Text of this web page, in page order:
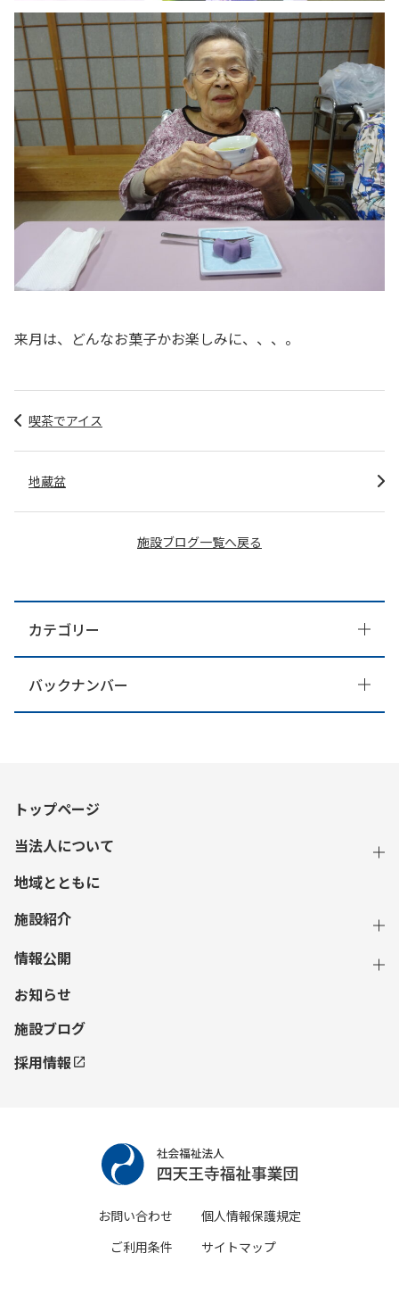
来月は、どんなお菓子かお楽しみに、、、。
喫茶でアイス
施設ブログ一覧へ戻る
地蔵盆
カテゴリー
バックナンバー
トップページ
当法人について
地域とともに
施設紹介
情報公開
お知らせ
施設ブログ
採用情報
お問い合わせ
個人情報保護規定
ご利用条件
サイトマップ